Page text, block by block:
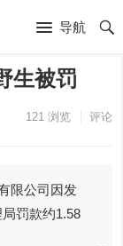
导航
生被罚
121浏览 评论
限公司因发
罚款约1.58